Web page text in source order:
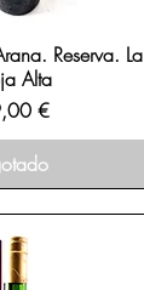
Reserva. La
Alta
€